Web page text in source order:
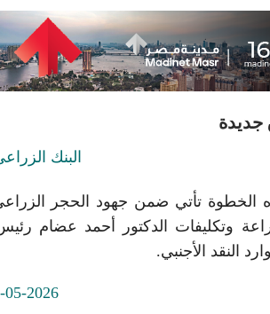
جديدة
الخطوة تأتي ضمن جهود الحجر
وتكليفات الدكتور أحمد عضام
النقد الأجنبي.